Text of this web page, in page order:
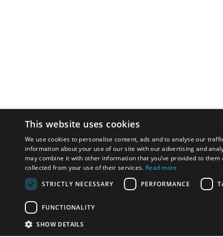
This website uses cookies
We use cookies to personalise content, ads and to analyse our
information about your use of our site with our advertising and
may combine it with other information that you’ve provided to them
collected from your use of their services. Read more
STRICTLY NECESSARY
PERFORMANCE
FUNCTIONALITY
SHOW DETAILS